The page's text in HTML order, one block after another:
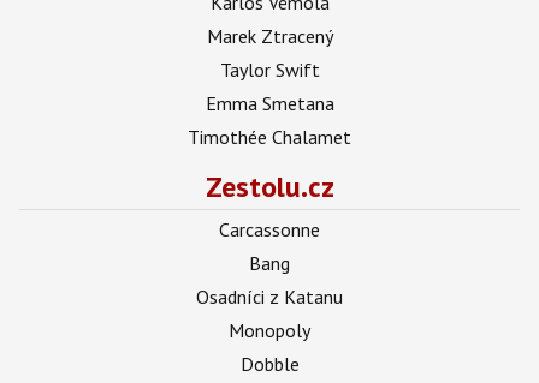
Marek Ztracený
Taylor Swift
Emma Smetana
Timothée Chalamet
Zestolu.cz
Carcassonne
Bang
Osadníci z Katanu
Monopoly
Dobble